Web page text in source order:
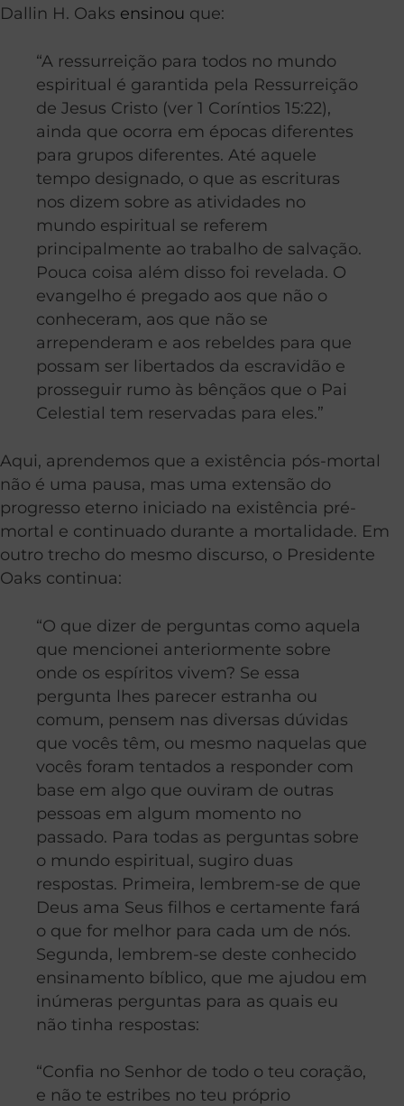
Dallin H. Oaks ensinou que:
“A ressurreição para todos no mundo
espiritual é garantida pela Ressurreição
de Jesus Cristo (ver 1 Coríntios 15:22),
ainda que ocorra em épocas diferentes
para grupos diferentes. Até aquele
tempo designado, o que as escrituras
nos dizem sobre as atividades no
mundo espiritual se referem
principalmente ao trabalho de salvação.
Pouca coisa além disso foi revelada. O
evangelho é pregado aos que não o
conheceram, aos que não se
arrependeram e aos rebeldes para que
possam ser libertados da escravidão e
prosseguir rumo às bênçãos que o Pai
Celestial tem reservadas para eles.”
Aqui, aprendemos que a existência pós-mortal
não é uma pausa, mas uma extensão do
progresso eterno iniciado na existência pré-
mortal e continuado durante a mortalidade. Em
outro trecho do mesmo discurso, o Presidente
Oaks continua:
“O que dizer de perguntas como aquela
que mencionei anteriormente sobre
onde os espíritos vivem? Se essa
pergunta lhes parecer estranha ou
comum, pensem nas diversas dúvidas
que vocês têm, ou mesmo naquelas que
vocês foram tentados a responder com
base em algo que ouviram de outras
pessoas em algum momento no
passado. Para todas as perguntas sobre
o mundo espiritual, sugiro duas
respostas. Primeira, lembrem-se de que
Deus ama Seus filhos e certamente fará
o que for melhor para cada um de nós.
Segunda, lembrem-se deste conhecido
ensinamento bíblico, que me ajudou em
inúmeras perguntas para as quais eu
não tinha respostas:
“Confia no Senhor de todo o teu coração,
e não te estribes no teu próprio